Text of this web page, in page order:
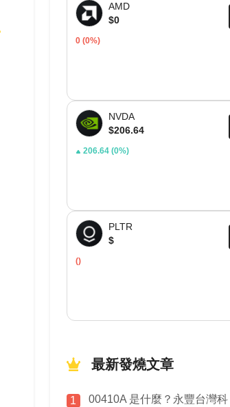
AMD
$0
0 (0%)
NVDA
$206.64
206.64 (0%)
PLTR
$
()
最新發燒文章
1
00410A 是什麼？永豐台灣科